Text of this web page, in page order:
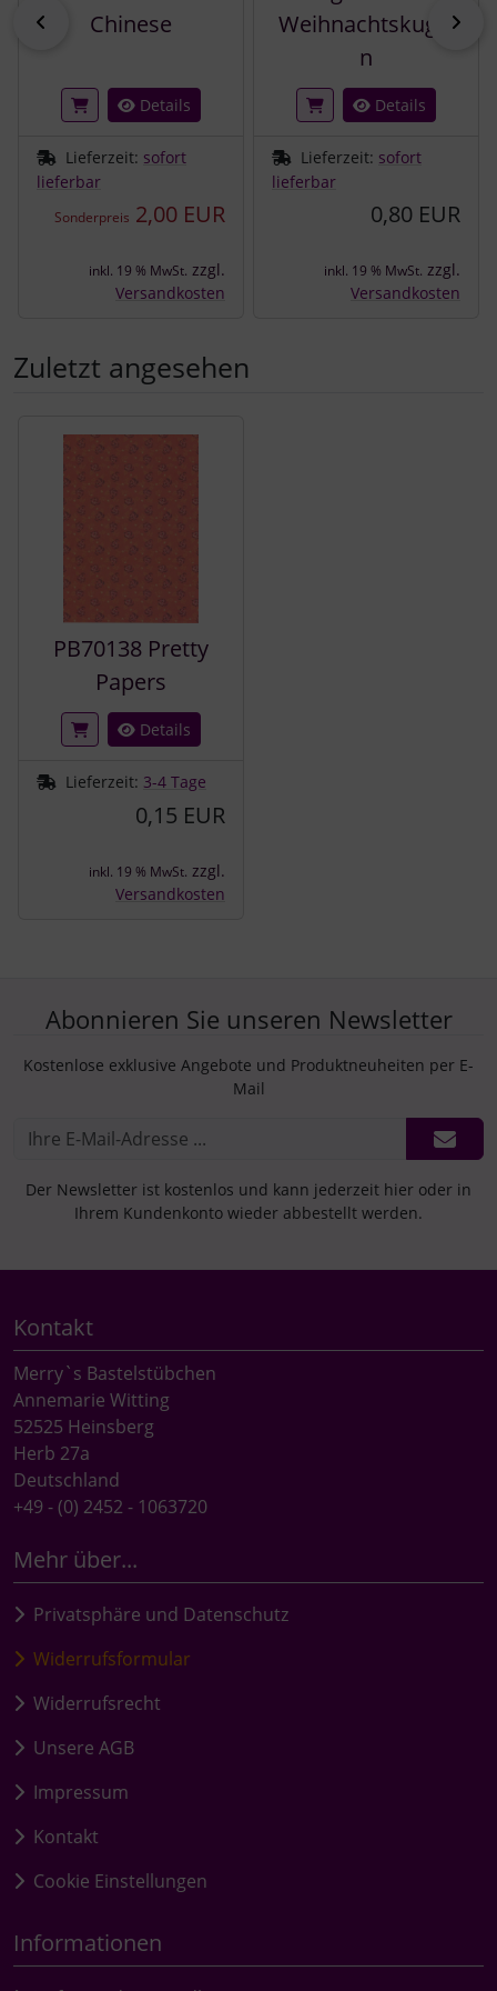
zurückChinese
Details
Lieferzeit: sofort
lieferbar
Sonderpreis 2,00 EUR
inkl. 19 % MwSt. zzgl.
Versandkosten
Weihnachtskugel
n
Details
Lieferzeit: sofort
lieferbar
0,80 EUR
inkl. 19 % MwSt. zzgl.
Versandkosten
Zuletzt angesehen
PB70138 Pretty
Papers
Details
Lieferzeit: 3-4 Tage
0,15 EUR
inkl. 19 % MwSt. zzgl.
Versandkosten
Abonnieren Sie unseren Newsletter
Kostenlose exklusive Angebote und Produktneuheiten per E-
Mail
Der Newsletter ist kostenlos und kann jederzeit hier oder in
Ihrem Kundenkonto wieder abbestellt werden.
Kontakt
Merry`s Bastelstübchen
Annemarie Witting
52525 Heinsberg
Herb 27a
Deutschland
+49 - (0) 2452 - 1063720
Mehr über...
Privatsphäre und Datenschutz
Widerrufsformular
Widerrufsrecht
Unsere AGB
Impressum
Kontakt
Cookie Einstellungen
Informationen